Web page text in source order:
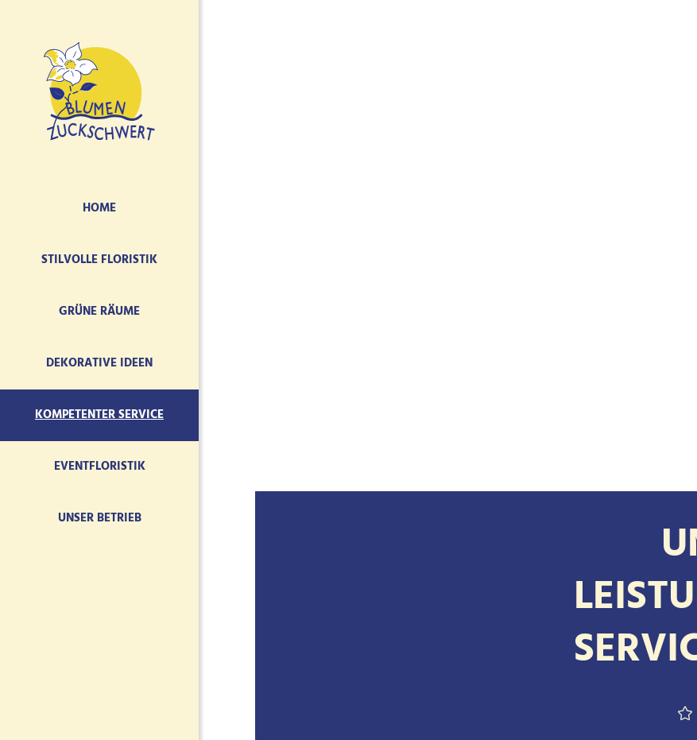
HOME
STILVOLLE FLORISTIK
GRÜNE RÄUME
DEKORATIVE IDEEN
KOMPETENTER SERVICE
EVENTFLORISTIK
UNSER BETRIEB